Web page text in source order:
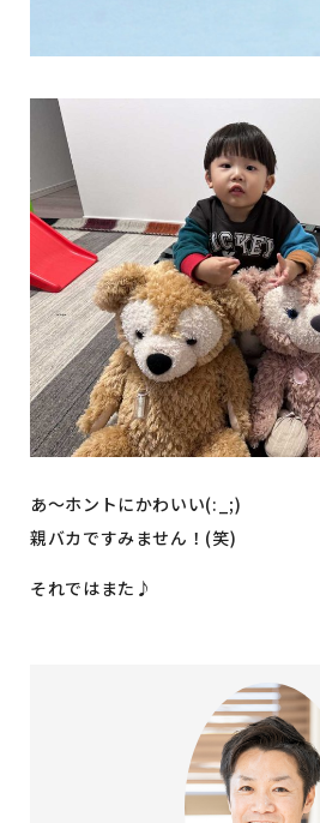
あ～ホントにかわいい(:_;)
親バカですみません！(笑)
それではまた♪